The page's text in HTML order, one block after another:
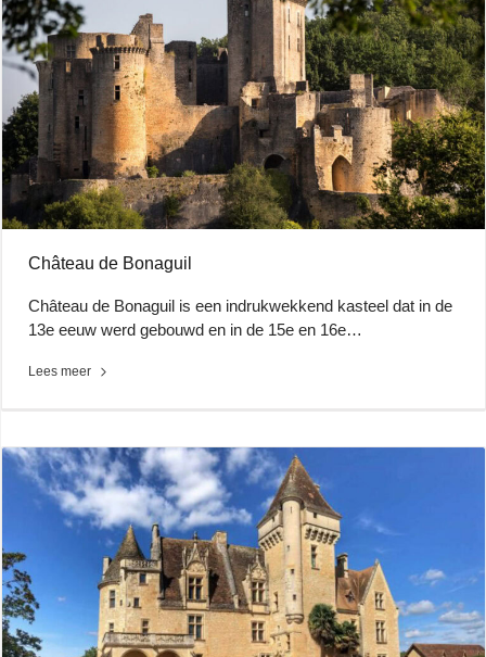
Château de Bonaguil
Château de Bonaguil is een indrukwekkend kasteel dat in de
13e eeuw werd gebouwd en in de 15e en 16e…
Lees meer